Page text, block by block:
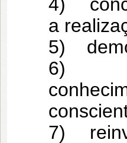
a
5)
6)
7)